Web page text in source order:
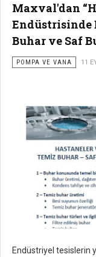
Maxval'dan
Endüstrisinde
Buhar ve Saf
POMPA VE VANA 11
Endüstriyel tesislerin